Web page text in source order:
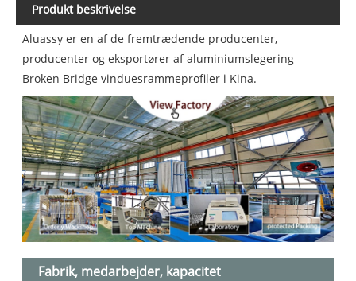
Produkt beskrivelse
Aluassy er en af ​​de fremtrædende producenter,
producenter og eksportører af aluminiumslegering
Broken Bridge vinduesrammeprofiler i Kina.
Fabrik, medarbejder, kapacitet